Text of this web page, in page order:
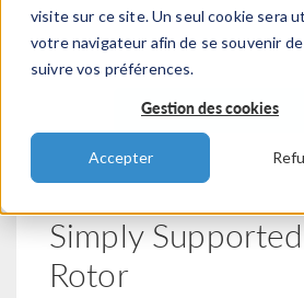
visite sur ce site. Un seul cookie sera
votre navigateur afin de se souvenir de
suivre vos préférences.
Gestion des cookies
Accepter
Filtrer par produit
Filtrer
Simply
Rotor